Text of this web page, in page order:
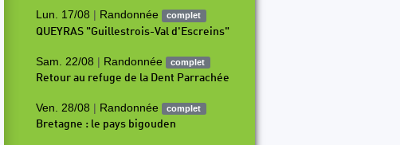
Lun. 17/08 | Randonnée complet
QUEYRAS "Guillestrois-Val d'Escreins"
Sam. 22/08 | Randonnée complet
Retour au refuge de la Dent Parrachée
Ven. 28/08 | Randonnée complet
Bretagne : le pays bigouden